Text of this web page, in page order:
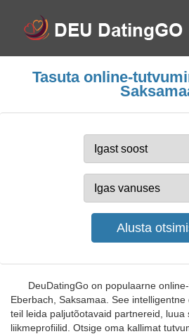
Tasuta online-
DeuDatingGo on populaarne
Eberbach, Saksamaa. See
teil leida paljutõotavaid partnereid, luua
liikmeprofiilid. Otsige oma kallimat